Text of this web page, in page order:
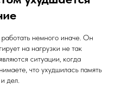
немного иначе. Он
на нагрузки не так
ситуации, когда
что ухудшилась память
дел.